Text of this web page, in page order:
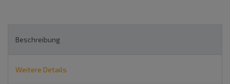
Beschreibung
Weitere Details